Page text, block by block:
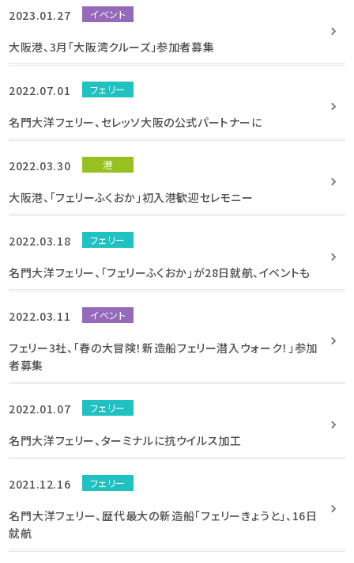
2023.01.27 イベント
大阪港、3月「大阪湾クルーズ」参加者募集
2022.07.01 フェリー
名門大洋フェリー、セレッソ大阪の公式パートナーに
2022.03.30 港
大阪港、「フェリーふくおか」初入港歓迎セレモニー
2022.03.18 フェリー
名門大洋フェリー、「フェリーふくおか」が28日就航、イベントも
2022.03.11 イベント
フェリー3社、「春の大冒険！新造船フェリー潜入ウォーク！」参加
者募集
2022.01.07 フェリー
名門大洋フェリー、ターミナルに抗ウイルス加工
2021.12.16 フェリー
名門大洋フェリー、歴代最大の新造船「フェリーきょうと」、16日
就航